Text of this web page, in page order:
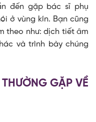
đến gặp bác sĩ phụ
ở vùng kín. Bạn cũng
theo như: dịch tiết âm
và trình bày chúng
GẶP VỀ